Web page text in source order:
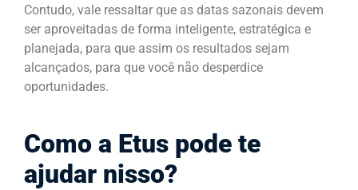
Contudo, vale ressaltar que as datas sazonais devem
ser aproveitadas de forma inteligente, estratégica e
planejada, para que assim os resultados sejam
alcançados, para que você não desperdice
oportunidades.
Como a Etus pode te
ajudar nisso?